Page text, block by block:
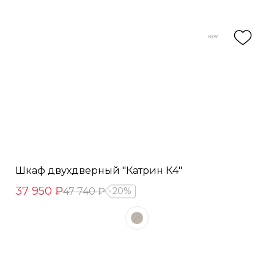
Шкаф двухдверный "Катрин К4"
37 950 ₽47 740 ₽ 20%